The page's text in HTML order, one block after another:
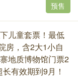
预售
儿童套票！最低
房，含2大1小自
地质博物馆门票2
有效期到9月！